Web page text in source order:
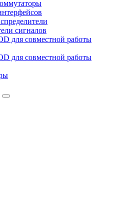
сигналов
для совместной работы
для совместной работы